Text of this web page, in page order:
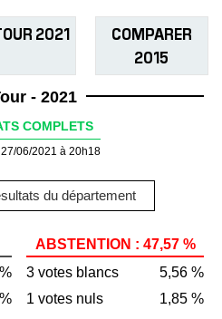
2021
COMPARER
2015
- 2021
COMPLETS
06/2021 à 20h18
du département
ABSTENTION : 47,57 %
3 votes blancs
5,56 %
1 votes nuls
1,85 %